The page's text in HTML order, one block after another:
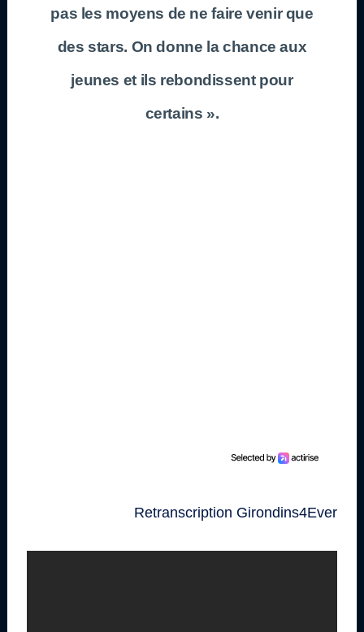
pas les moyens de ne faire venir que
des stars. On donne la chance aux
jeunes et ils rebondissent pour
certains ».
Retranscription Girondins4Ever